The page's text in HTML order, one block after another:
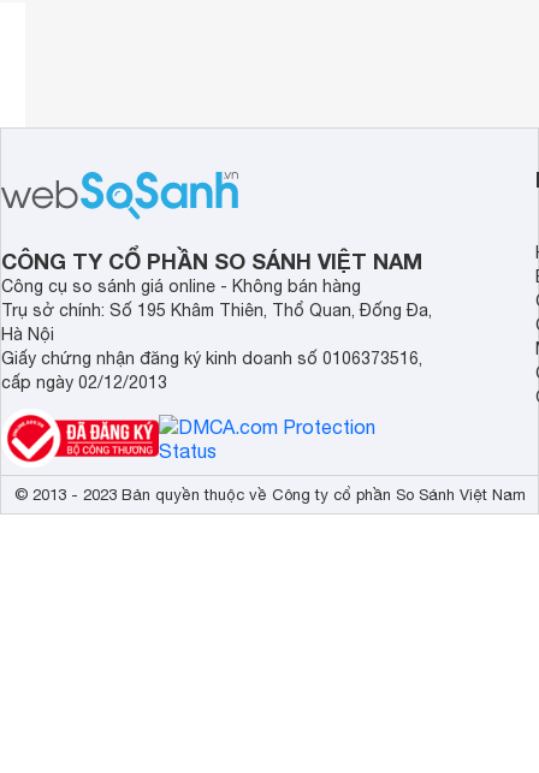
tích hợp microphone với công nghệ
Chống nước tối ưu
Điểm sáng giá so với người tiền nhiệm chính
, có thể chống được nước mưa, nước vô
Charge 2+ trọng lượng năng hơn Charge,
là đáng giá do nó phần nào tăng thêm tính
dùng sử dụng được trong nhiều tình huống
CÔNG TY CỔ PHẦN SO SÁNH VIỆT NAM
Công cụ so sánh giá online - Không bán hàng
Trụ sở chính: Số 195 Khâm Thiên, Thổ Quan, Đống Đa,
Hà Nội
Giấy chứng nhận đăng ký kinh doanh số 0106373516,
cấp ngày 02/12/2013
© 2013 - 2023 Bản quyền thuộc về Công ty cổ phần So Sánh Việt Nam